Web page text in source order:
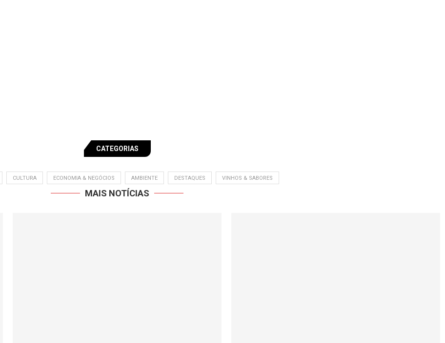
CATEGORIAS
CULTURA ECONOMIA & NEGÓCIOS AMBIENTE DESTAQUES VINHOS & SABORES
MAIS NOTÍCIAS